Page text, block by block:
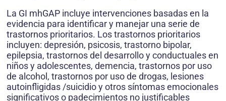
La GI mhGAP incluye intervenciones basadas en la
evidencia para identificar y manejar una serie de
trastornos prioritarios. Los trastornos prioritarios
incluyen: depresión, psicosis, trastorno bipolar,
epilepsia, trastornos del desarrollo y conductuales en
niños y adolescentes, demencia, trastornos por uso
de alcohol, trastornos por uso de drogas, lesiones
autoinfligidas /suicidio y otros síntomas emocionales
significativos o padecimientos no justificables